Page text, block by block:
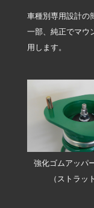
車種別専用設計の
一部、純正でマウ
用します。
強化ゴムアッパ
（ストラッ